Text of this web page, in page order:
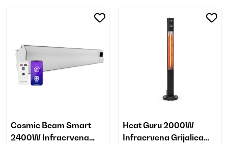
Cosmic Beam Smart
2400W Infracrvena
Heat Guru 2000W
Infracrvena Grijalica